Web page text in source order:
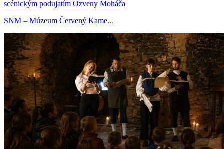
scénickým podujatím Ozveny Moháča
SNM – Múzeum Červený Kame...